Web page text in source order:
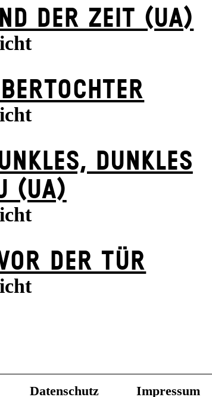
DER ZEIT (UA)
DUNK­LES
(UA)
DER TÜR
Datenschutz Impressum